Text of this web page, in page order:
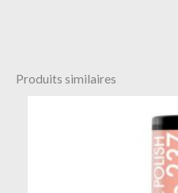
Produits similaires